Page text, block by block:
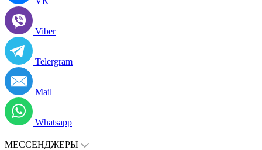
Viber
Telergram
Mail
Whatsapp
МЕССЕНДЖЕРЫ